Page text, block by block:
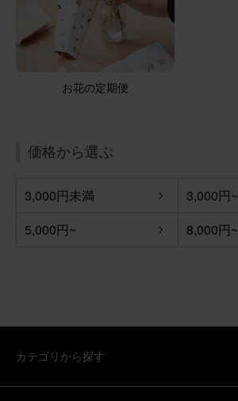
お花の定期便
価格から選ぶ
3,000円未満
3,000円~
5,000円~
8,000円~
カテゴリから探す